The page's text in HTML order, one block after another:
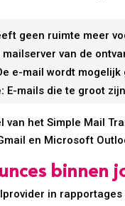
geen ruimte meer
mailserver van de
e-mail wordt
E-mails die te groot
het Simple Mail
en Microsoft
binnen
in